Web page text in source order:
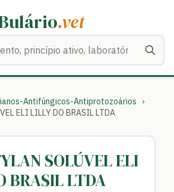
.vet
Antifúngicos-Antiprotozoários
›
ELI LILLY DO BRASIL LTDA
SOLÚVEL ELI
BRASIL LTDA